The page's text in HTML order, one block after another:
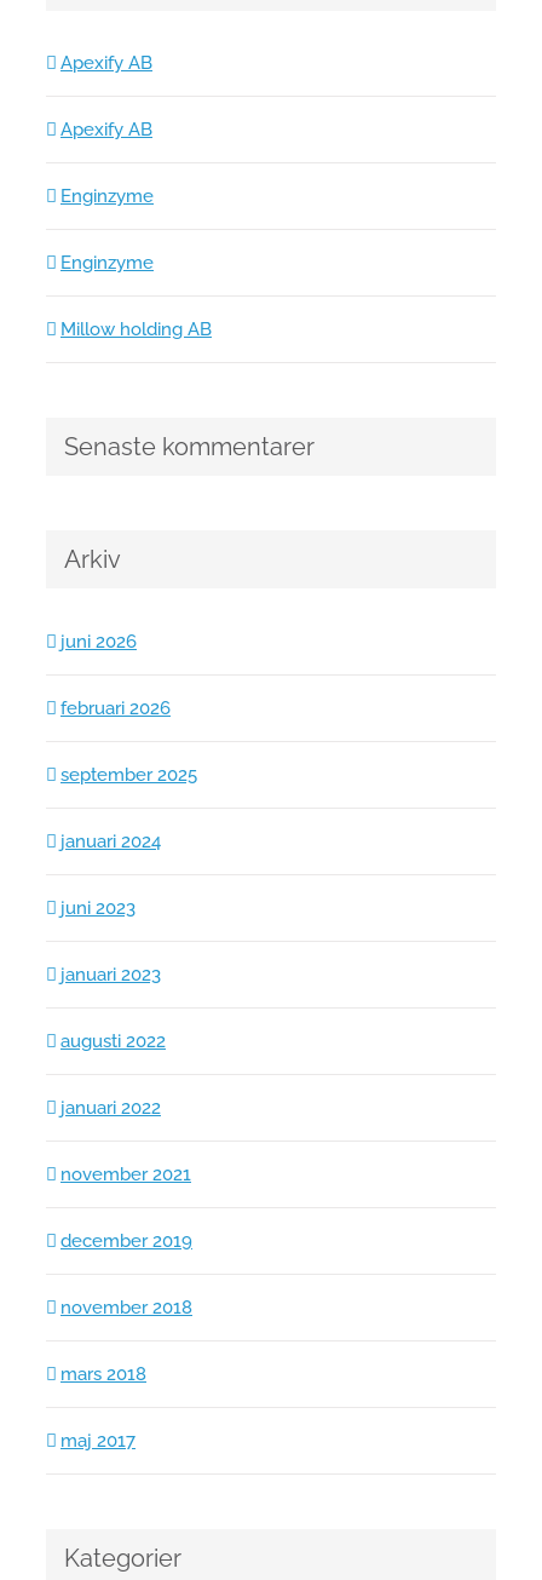
Apexify AB
Apexify AB
Enginzyme
Enginzyme
Millow holding AB
Senaste kommentarer
Arkiv
juni 2026
februari 2026
september 2025
januari 2024
juni 2023
januari 2023
augusti 2022
januari 2022
november 2021
december 2019
november 2018
mars 2018
maj 2017
Kategorier